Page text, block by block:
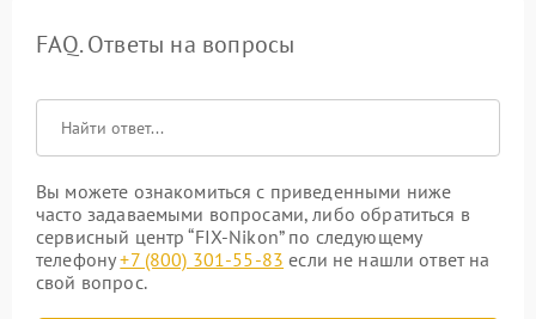
FAQ. Ответы на вопросы
Вы можете ознакомиться с приведенными ниже
часто задаваемыми вопросами, либо обратиться в
сервисный центр “FIX-Nikon” по следующему
телефону+7 (800) 301-55-83 если не нашли ответ на
свой вопрос.